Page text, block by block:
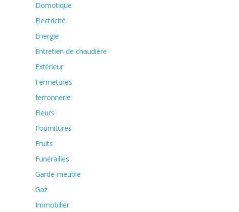
Domotique
Electricité
Energie
Entretien de chaudière
Extérieur
Fermetures
ferronnerie
Fleurs
Fournitures
Fruits
Funérailles
Garde-meuble
Gaz
Immobilier